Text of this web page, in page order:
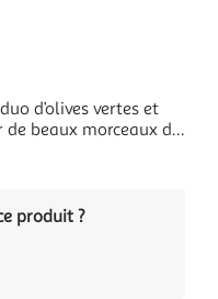
d’olives vertes et
beaux morceaux de
à base de
produit ?